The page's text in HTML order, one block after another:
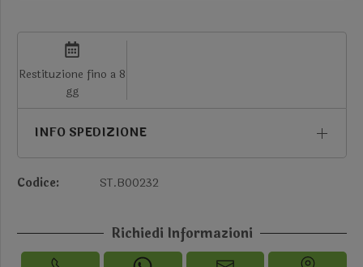
Restituzione fino a 8
gg
INFO SPEDIZIONE
Codice: ST.B00232
Richiedi Informazioni